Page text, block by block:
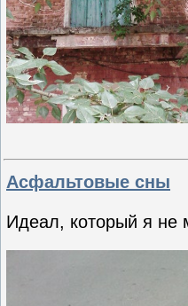
Асфальтовые сны
Идеал, который я не